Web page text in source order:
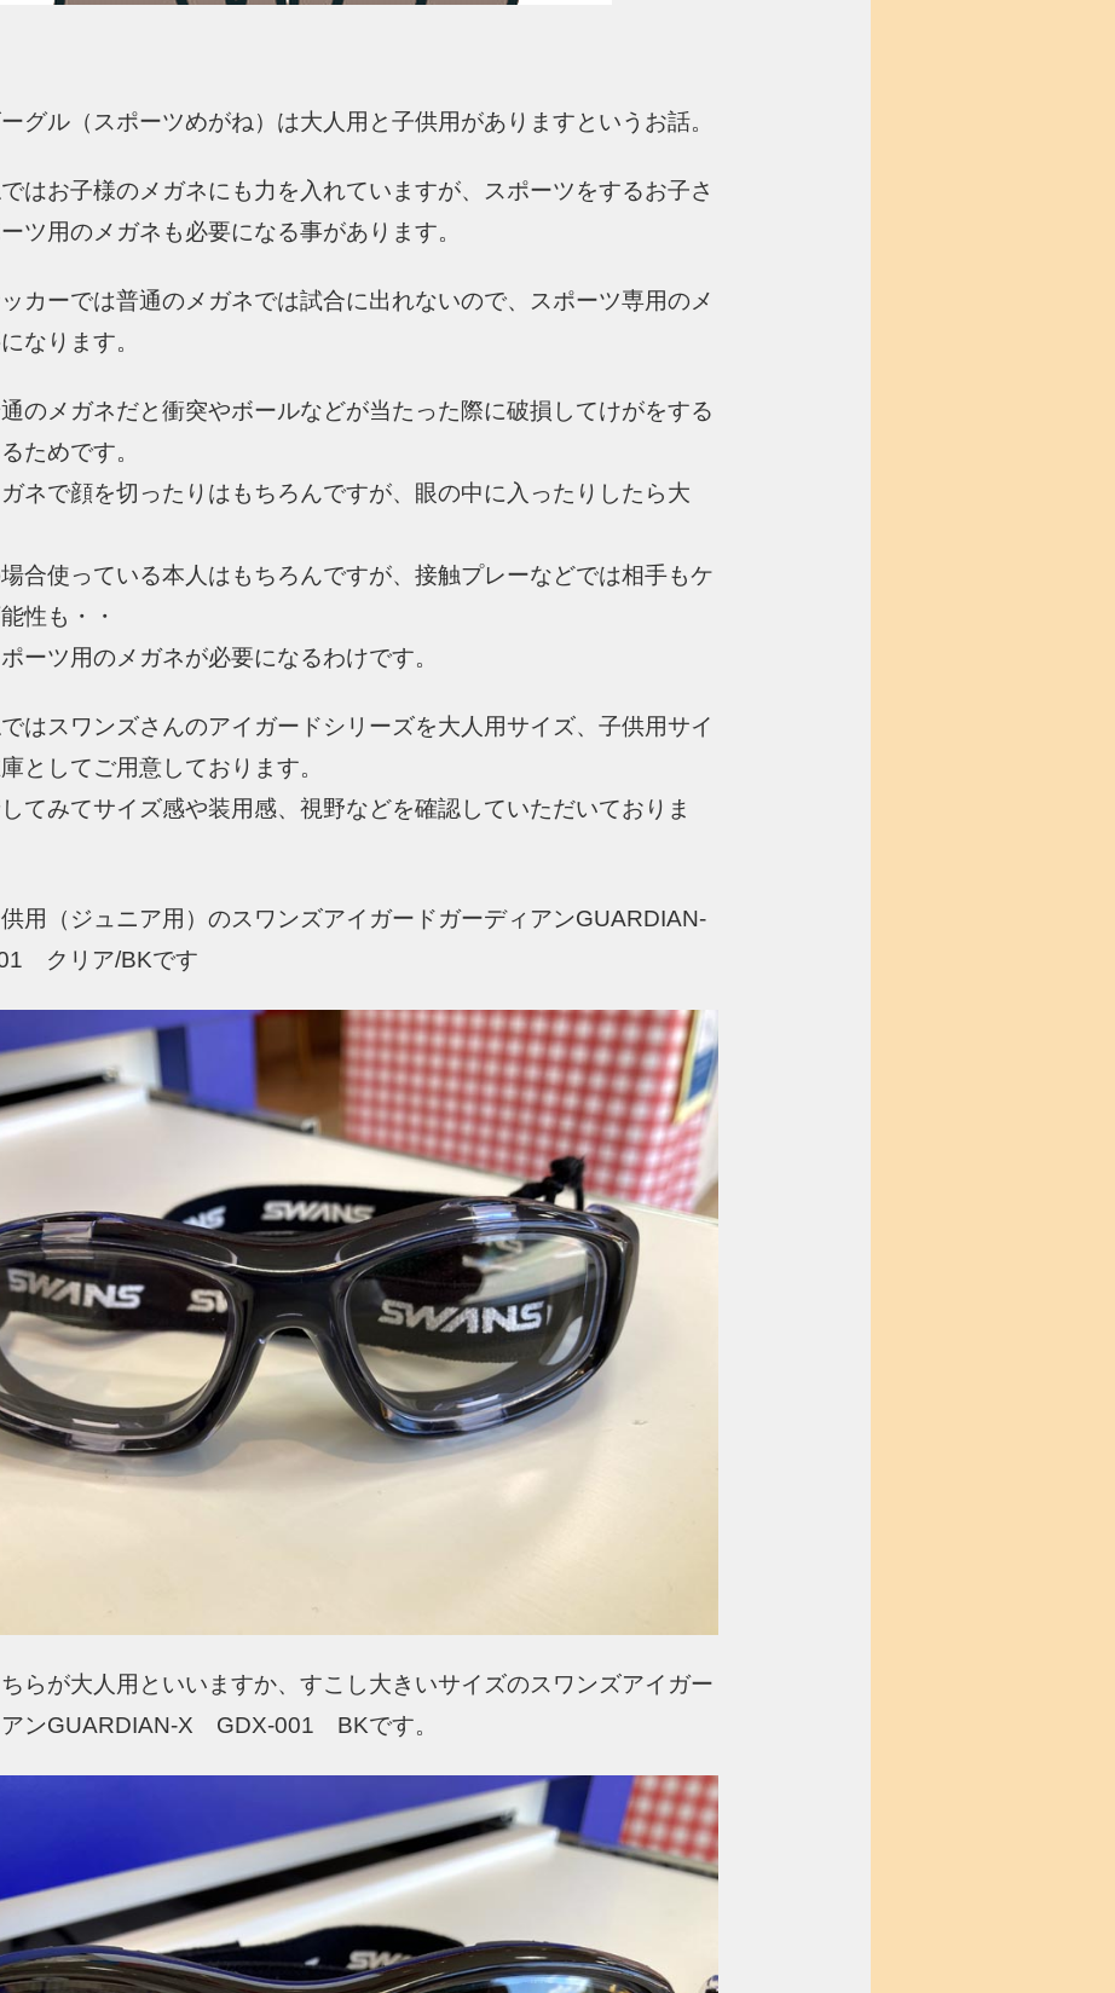
グル（スポーツめがね）は大人用と子供用がありますというお話。
はお子様のメガネにも力を入れていますが、スポーツをするお子さ
ツ用のメガネも必要になる事があります。
カーでは普通のメガネでは試合に出れないので、スポーツ専用のメ
なります。
のメガネだと衝突やボールなどが当たった際に破損してけがをする
ためです。
ネで顔を切ったりはもちろんですが、眼の中に入ったりしたら大
合使っている本人はもちろんですが、接触プレーなどでは相手もケ
性も・・
ーツ用のメガネが必要になるわけです。
はスワンズさんのアイガードシリーズを大人用サイズ、子供用サイ
としてご用意しております。
てみてサイズ感や装用感、視野などを確認していただいておりま
用（ジュニア用）のスワンズアイガードガーディアンGUARDIAN-
クリア/BKです
らが大人用といいますか、すこし大きいサイズのスワンズアイガー
アンGUARDIAN-X GDX-001 BKです。